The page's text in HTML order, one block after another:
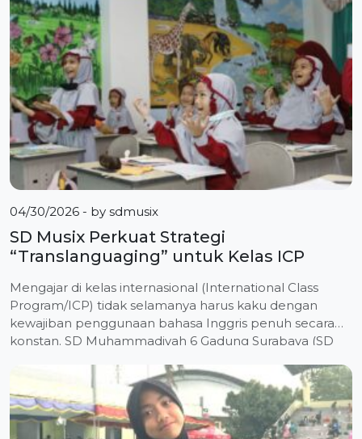
tokoh penting tingkat nasional dan wilayah. Grup yang
baru saja menyabet Juara 2 […]
04/30/2026 - by sdmusix
SD Musix Perkuat Strategi
“Translanguaging” untuk Kelas ICP
Mengajar di kelas internasional (International Class
Program/ICP) tidak selamanya harus kaku dengan
kewajiban penggunaan bahasa Inggris penuh secara
konstan. SD Muhammadiyah 6 Gadung Surabaya (SD
translanguaging sebagai solusi efektif untuk
menghidupkan suasana belajar yang lebih interaktif
dan bermakna. Strategi ini didalami oleh tiga orang guru
delegasi SD Musix saat mengikuti […]